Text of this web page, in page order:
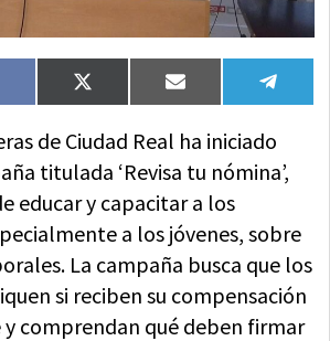
Compartir
en
X
(Twitter)
Compartir
en
Email
en
de Ciudad Real ha iniciado
titulada ‘Revisa tu nómina’,
educar y capacitar a los
a los jóvenes, sobre
La campaña busca que los
si reciben su compensación
comprendan qué deben firmar